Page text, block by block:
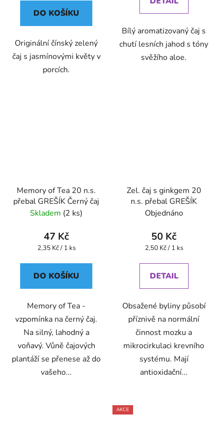
DO KOŠÍKU
Originální čínský zelený
čaj s jasmínovými květy v
porcích.
Bílý aromatizovaný čaj s
chutí lesních jahod s tóny
svěžího aloe.
Memory of Tea 20 n.s.
přebal GREŠÍK Černý čaj
Skladem (2 ks)
47 Kč
Měrná
2,35 Kč / 1 ks
DO KOŠÍKU
Memory of Tea -
vzpomínka na černý čaj.
Na silný, lahodný a
voňavý. Vůně čajových
plantáží se přenese až do
vašeho...
Zel. čaj s ginkgem 20
n.s. přebal GREŠÍK
Objednáno
50 Kč
Měrná
2,50 Kč / 1 ks
DETAIL
Obsažené byliny působí
příznivě na normální
činnost mozku a
mikrocirkulaci krevního
systému. Mají
antioxidační...
AKCE